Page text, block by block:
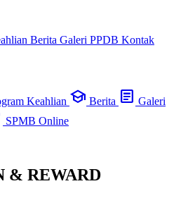
Berita Galeri PPDB Kontak
Keahlian school Berita article Galeri
SPMB Online
& REWARD